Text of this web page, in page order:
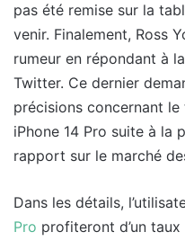
pas été remise sur la
venir. Finalement, Ross
rumeur en répondant à
Twitter. Ce dernier
précisions concernant
iPhone 14 Pro suite à la
rapport sur le marché
Dans les détails,
Pro profiteront d’un